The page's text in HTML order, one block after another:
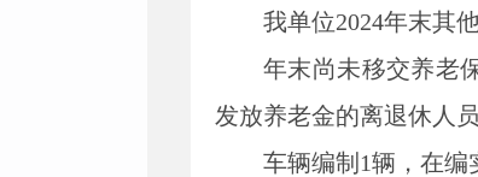
我单位2024年末其
年末尚未移交养老
发放养老金的离退休人员
车辆编制 1辆，在编